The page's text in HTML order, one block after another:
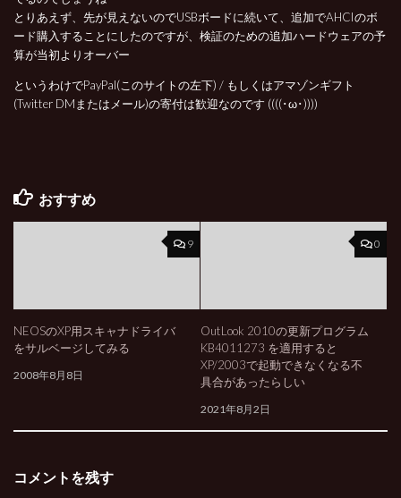
とりあえず、先が見えないのでUSBボードに続いて、追加でAHCIのボ
ード購入することにしたのですが、検証のための追加ハードウェアの予
算が当初よりオーバー
というわけでPayPal(このサイトの左下) / もしくはアマゾンギフト
(Twitter DMまたはメール)の寄付は歓迎なのです ((((･ω･))))
おすすめ
9
NEOSのXP用スキャナドライバ
をサルベージしてみる
2008年8月8日
0
OutLook 2010の更新プログラム
KB4011273 を適用すると
XP/2003で起動できなくなる不
具合があったらしい
2021年8月2日
コメントを残す